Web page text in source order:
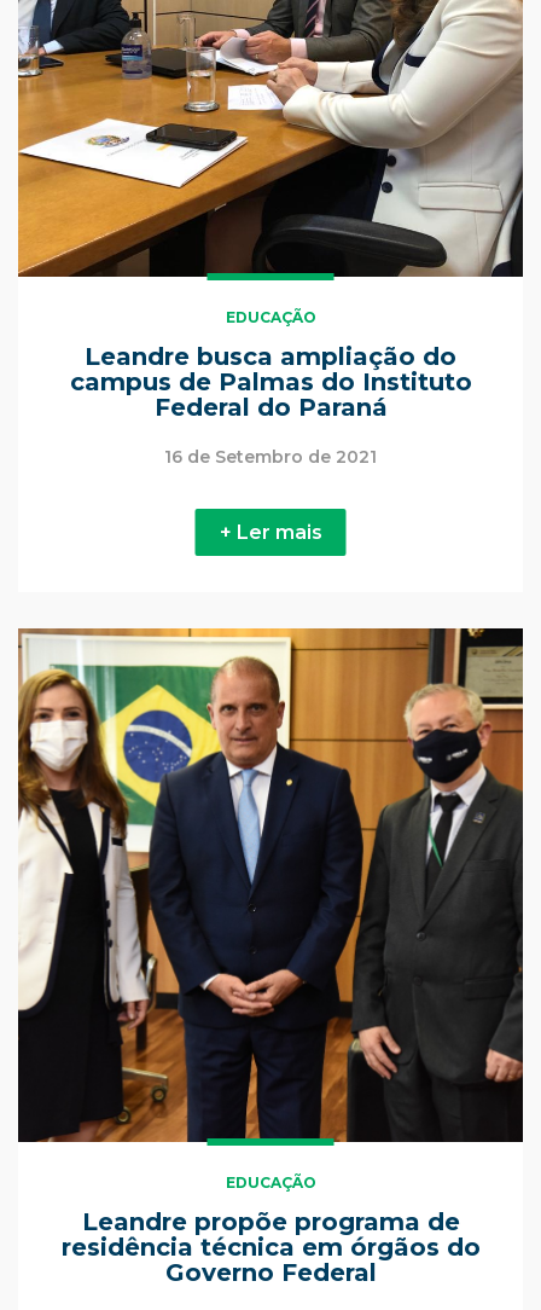
EDUCAÇÃO
Leandre busca ampliação do
campus de Palmas do Instituto
Federal do Paraná
16 de Setembro de 2021
+ Ler mais
EDUCAÇÃO
Leandre propõe programa de
residência técnica em órgãos do
Governo Federal